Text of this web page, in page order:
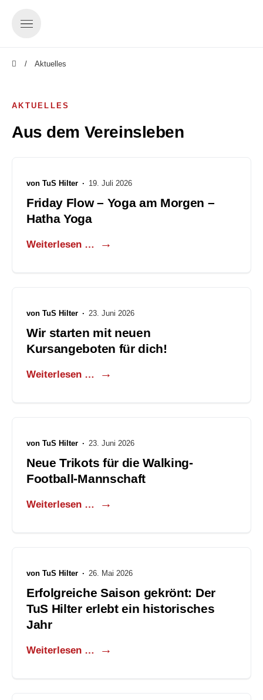
Aktuelles
AKTUELLES
Aus dem Vereinsleben
von TuS Hilter · 19. Juli 2026
Friday Flow – Yoga am Morgen –
Hatha Yoga
Weiterlesen …
von TuS Hilter · 23. Juni 2026
Wir starten mit neuen
Kursangeboten für dich!
Weiterlesen …
von TuS Hilter · 23. Juni 2026
Neue Trikots für die Walking-
Football-Mannschaft
Weiterlesen …
von TuS Hilter · 26. Mai 2026
Erfolgreiche Saison gekrönt: Der
TuS Hilter erlebt ein historisches
Jahr
Weiterlesen …